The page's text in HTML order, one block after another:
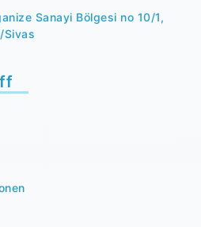
Sanayi Bölgesi no 10/1,
Sivas